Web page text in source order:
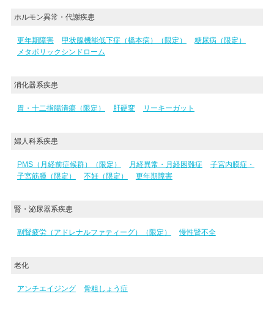
ホルモン異常・代謝疾患
更年期障害 甲状腺機能低下症（橋本病）（限定）
糖尿病（限定）
メタボリックシンドローム
消化器系疾患
胃・十二指腸潰瘍（限定） 肝硬変 リーキーガット
婦人科系疾患
PMS（月経前症候群）（限定） 月経異常・月経困難症
子宮内膜症・
子宮筋腫（限定）
不妊（限定） 更年期障害
腎・泌尿器系疾患
副腎疲労（アドレナルファティーグ）（限定） 慢性腎不全
老化
アンチエイジング 骨粗しょう症